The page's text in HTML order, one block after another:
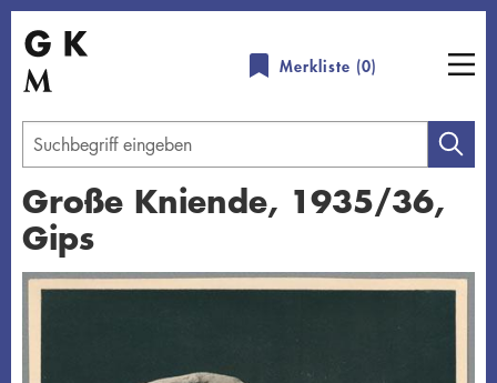
Direkt
zum
Inhalt
Merkliste (0)
Geben
Sie
einen
Suchbegriff
Große Kniende, 1935/36,
Gips
Übersicht schließen